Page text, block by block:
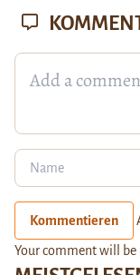
Kommentieren
Your comment will be